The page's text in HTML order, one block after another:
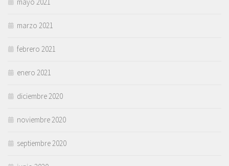
marzo 2021
febrero 2021
enero 2021
diciembre 2020
noviembre 2020
septiembre 2020